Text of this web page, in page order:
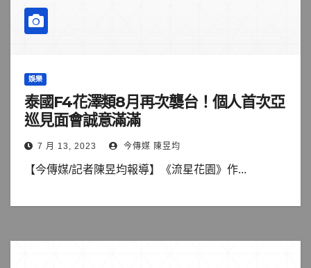
娛樂
泰國F4花澤類8月再次襲台！個人首次亞
巡見面會誠意滿滿
7 月 13, 2023 今傳媒 陳昱均
【今傳媒/記者陳昱均報導】《流星花園》作...